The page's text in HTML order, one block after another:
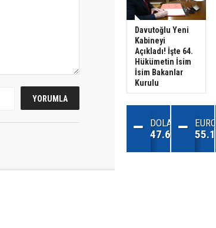
Davutoğlu Yeni
Kabineyi
Açıkladı! İşte 64.
Hükümetin İsim
İsim Bakanlar
Kurulu
DOLAR
47.68
EURO
55.13